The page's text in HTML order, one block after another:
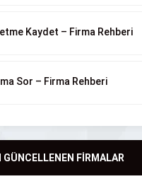
Kaydet – Firma Rehberi
Sor – Firma Rehberi
GÜNCELLENEN FİRMALAR